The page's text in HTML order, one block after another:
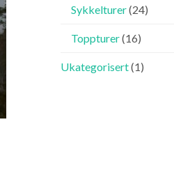
Sykkelturer(24)
Toppturer(16)
Ukategorisert(1)